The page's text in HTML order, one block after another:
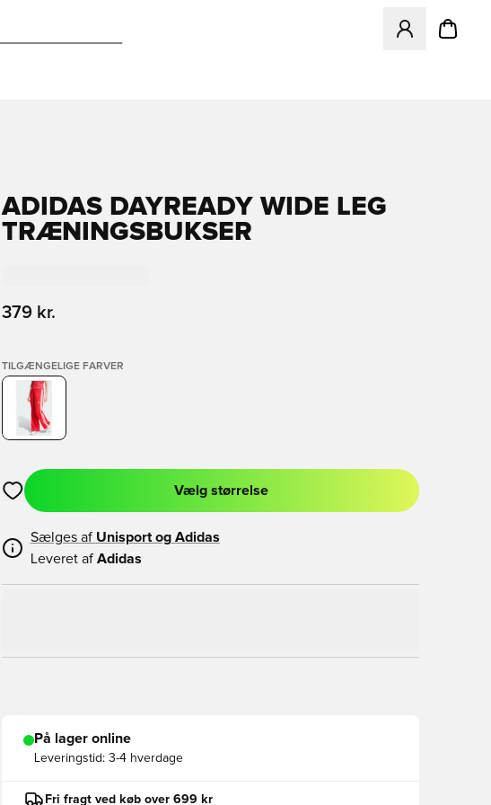
Åbner en
ADIDAS DAYREADY WIDE LEG
TRÆNINGSBUKSER
379 kr.
TILGÆNGELIGE FARVER
Åbner en Modal til at logge ind eller tilmelde dig som medlem
Vælg størrelse
Sælges af Unisport og Adidas
Leveret af Adidas
På lager online
Leveringstid: 3-4 hverdage
Fri fragt ved køb over 699 kr